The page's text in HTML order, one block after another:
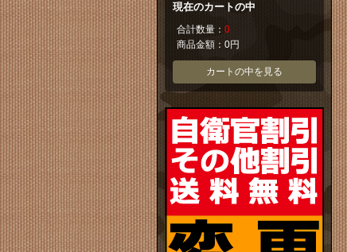
現在のカートの中
合計数量： 0
商品金額： 0円
カートの中を見る